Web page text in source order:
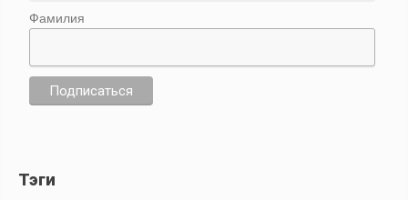
Фамилия
Тэги